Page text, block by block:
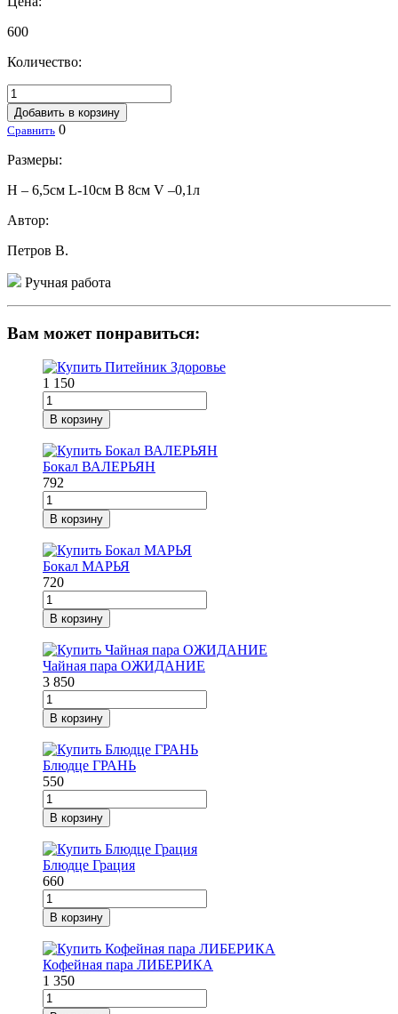
600
Количество:
Добавить в корзину
Сравнить 0
Размеры:
H – 6,5см L-10см B 8см V –0,1л
Автор:
Петров В.
Ручная работа
Вам может понравиться:
1 150
В корзину
Бокал ВАЛЕРЬЯН
792
В корзину
Бокал МАРЬЯ
720
В корзину
Чайная пара ОЖИДАНИЕ
3 850
В корзину
Блюдце ГРАНЬ
550
В корзину
Блюдце Грация
660
В корзину
Кофейная пара ЛИБЕРИКА
1 350